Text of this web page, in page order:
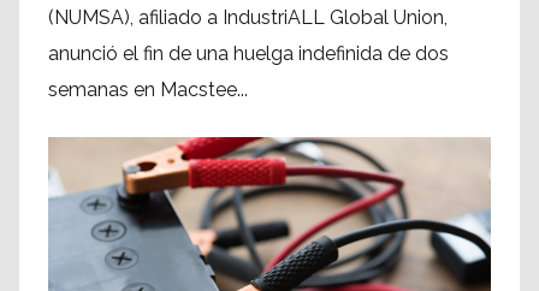
(NUMSA), afiliado a IndustriALL Global Union,
anunció el fin de una huelga indefinida de dos
semanas en Macstee...